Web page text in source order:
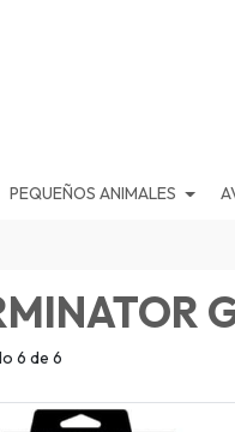
PEQUEÑOS ANIMALES
6 de 6